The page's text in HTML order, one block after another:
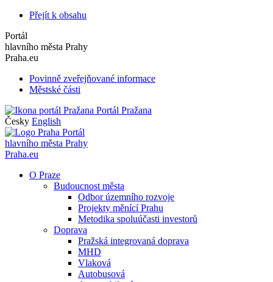
Přejít k obsahu
Portál
hlavního města Prahy
Praha.eu
Povinně zveřejňované informace
Městské části
Portál Pražana
Česky English
Portál
hlavního města Prahy
Praha.eu
O Praze
Budoucnost města
Odbor územního rozvoje
Projekty měnící Prahu
Metodika spoluúčasti investorů
Doprava
Pražská integrovaná doprava
MHD
Vlaková
Autobusová